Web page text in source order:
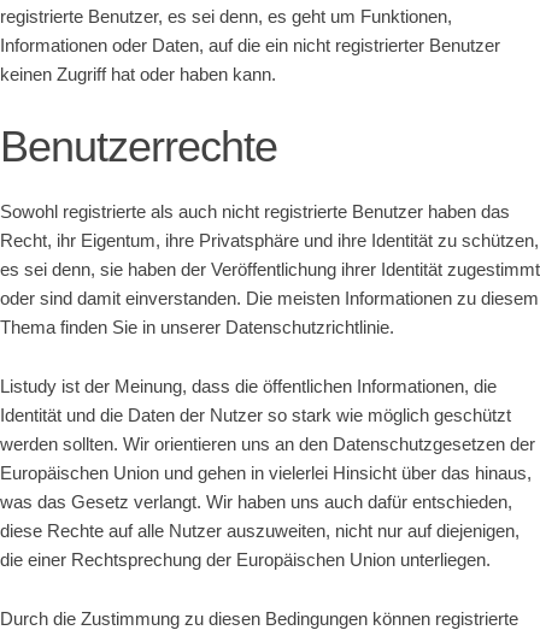
registrierte Benutzer, es sei denn, es geht um Funktionen,
Informationen oder Daten, auf die ein nicht registrierter Benutzer
keinen Zugriff hat oder haben kann.
Benutzerrechte
Sowohl registrierte als auch nicht registrierte Benutzer haben das
Recht, ihr Eigentum, ihre Privatsphäre und ihre Identität zu schützen,
es sei denn, sie haben der Veröffentlichung ihrer Identität zugestimmt
oder sind damit einverstanden. Die meisten Informationen zu diesem
Thema finden Sie in unserer Datenschutzrichtlinie.
Listudy ist der Meinung, dass die öffentlichen Informationen, die
Identität und die Daten der Nutzer so stark wie möglich geschützt
werden sollten. Wir orientieren uns an den Datenschutzgesetzen der
Europäischen Union und gehen in vielerlei Hinsicht über das hinaus,
was das Gesetz verlangt. Wir haben uns auch dafür entschieden,
diese Rechte auf alle Nutzer auszuweiten, nicht nur auf diejenigen,
die einer Rechtsprechung der Europäischen Union unterliegen.
Durch die Zustimmung zu diesen Bedingungen können registrierte